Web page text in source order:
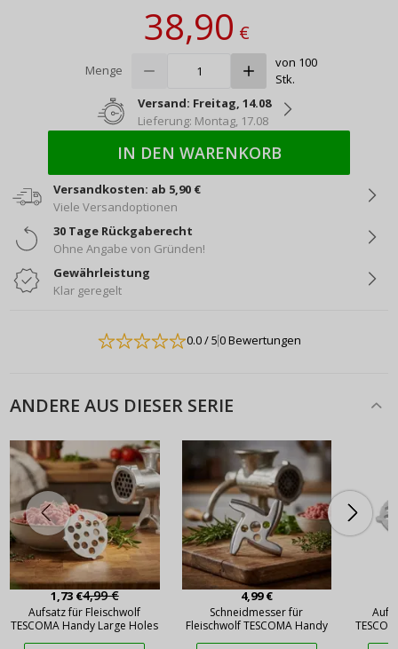
38,90€
Menge
von 100
Stk.
Versand: Freitag, 14.08
Lieferung: Montag, 17.08
IN DEN WARENKORB
Versandkosten: ab 5,90 €
Viele Versandoptionen
30 Tage Rückgaberecht
Ohne Angabe von Gründen!
Gewährleistung
Klar geregelt
0.0/ 50 Bewertungen
ANDERE AUS DIESER SERIE
1,73 €4,99 €
Aufsatz für Fleischwolf
TESCOMA Handy Large Holes
4,99 €
Schneidmesser für
Fleischwolf TESCOMA Handy